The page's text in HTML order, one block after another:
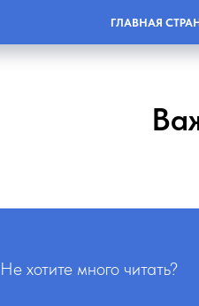
ГЛАВНАЯ
Не хотите много читать?